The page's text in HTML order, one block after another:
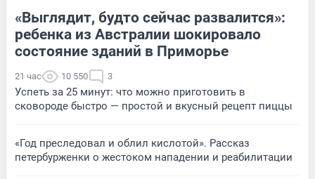
«Выглядит, будто сейчас развалится»:
ребенка из Австралии шокировало
состояние зданий в Приморье
21 час 10 550 3
Успеть за 25 минут: что можно приготовить в
сковороде быстро — простой и вкусный рецепт пиццы
«Год преследовал и облил кислотой». Рассказ
петербурженки о жестоком нападении и реабилитации